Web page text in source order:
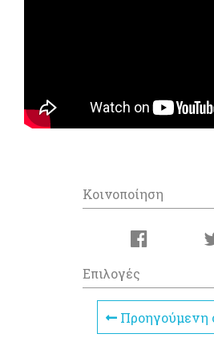
Κοινοποίηση
Επιλογές
Προηγούμενη